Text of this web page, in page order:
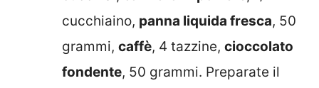
cucchiaino, panna liquida fresca, 50
grammi, caffè, 4 tazzine, cioccolato
fondente, 50 grammi. Preparate il